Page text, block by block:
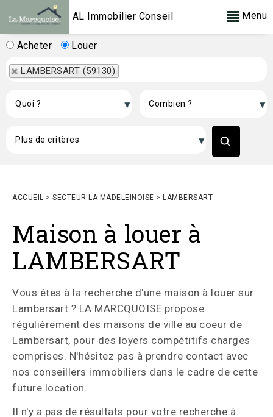
AL Immobilier Conseil Menu
Acheter Louer
LAMBERSART (59130)
ACCUEIL > SECTEUR LA MADELEINOISE > LAMBERSART
Maison à louer à
LAMBERSART
Vous êtes à la recherche d'une maison à louer sur
Lambersart ? LA MARCQUOISE propose
régulièrement des maisons de ville au coeur de
Lambersart, pour des loyers compétitifs charges
comprises. N'hésitez pas à prendre contact avec
nos conseillers immobiliers dans le cadre de cette
future location.
Il n'y a pas de résultats pour votre recherche à